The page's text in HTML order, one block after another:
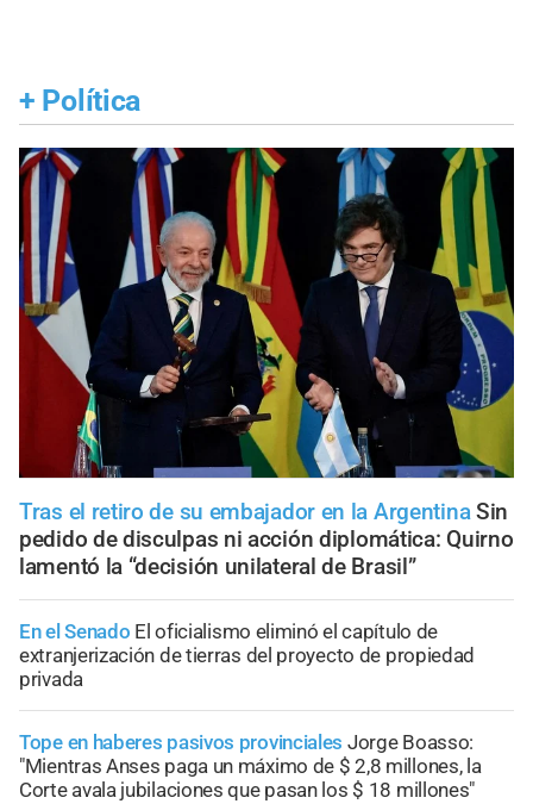
+ Política
Tras el retiro de su embajador en la Argentina Sin
pedido de disculpas ni acción diplomática: Quirno
lamentó la “decisión unilateral de Brasil”
En el Senado El oficialismo eliminó el capítulo de
extranjerización de tierras del proyecto de propiedad
privada
Tope en haberes pasivos provinciales Jorge Boasso:
"Mientras Anses paga un máximo de $ 2,8 millones, la
Corte avala jubilaciones que pasan los $ 18 millones"